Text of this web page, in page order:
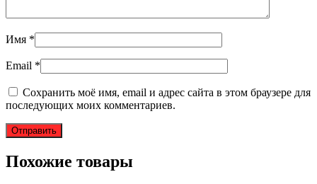
Имя *
Email *
Сохранить моё имя, email и адрес сайта в этом браузере для
последующих моих комментариев.
Похожие товары